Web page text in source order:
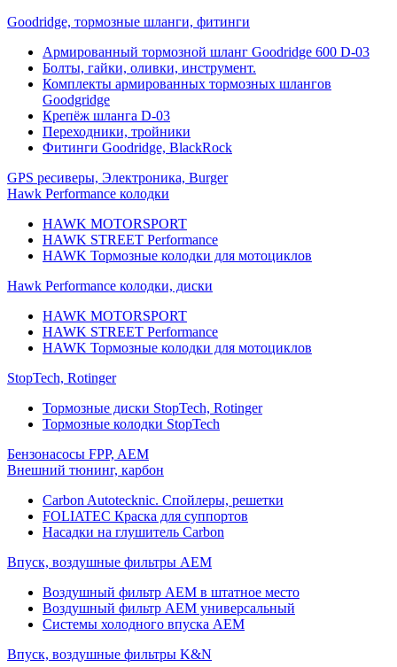
Goodridge, тормозные шланги, фитинги
Армированный тормозной шланг Goodridge 600 D-03
Болты, гайки, оливки, инструмент.
Комплекты армированных тормозных шлангов
Goodgridge
Крепёж шланга D-03
Переходники, тройники
Фитинги Goodridge, BlackRock
GPS ресиверы, Электроника, Burger
Hawk Performance колодки
HAWK MOTORSPORT
HAWK STREET Performance
HAWK Тормозные колодки для мотоциклов
Hawk Performance колодки, диски
HAWK MOTORSPORT
HAWK STREET Performance
HAWK Тормозные колодки для мотоциклов
StopTech, Rotinger
Тормозные диски StopTech, Rotinger
Тормозные колодки StopTech
Бензонасосы FPP, AEM
Внешний тюнинг, карбон
Carbon Autotecknic. Спойлеры, решетки
FOLIATEC Краска для суппортов
Насадки на глушитель Carbon
Впуск, воздушные фильтры AEM
Воздушный фильтр AEM в штатное место
Воздушный фильтр AEM универсальный
Системы холодного впуска AEM
Впуск, воздушные фильтры K&N